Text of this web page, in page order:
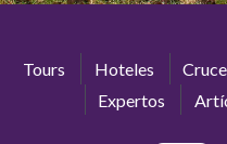
Tours Hoteles
Expertos